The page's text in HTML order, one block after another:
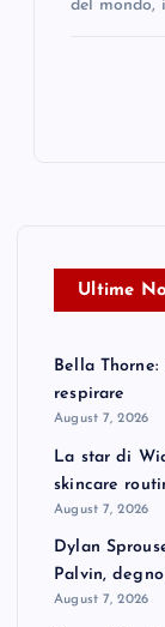
del mondo,
Ultime
Bella
respirare
August 7, 2026
La star di
skincare
August 7, 2026
Dylan
Palvin,
August 7, 2026